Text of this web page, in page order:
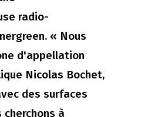
radio-
« Nous
d'appellation
Nicolas Bochet,
des surfaces
à